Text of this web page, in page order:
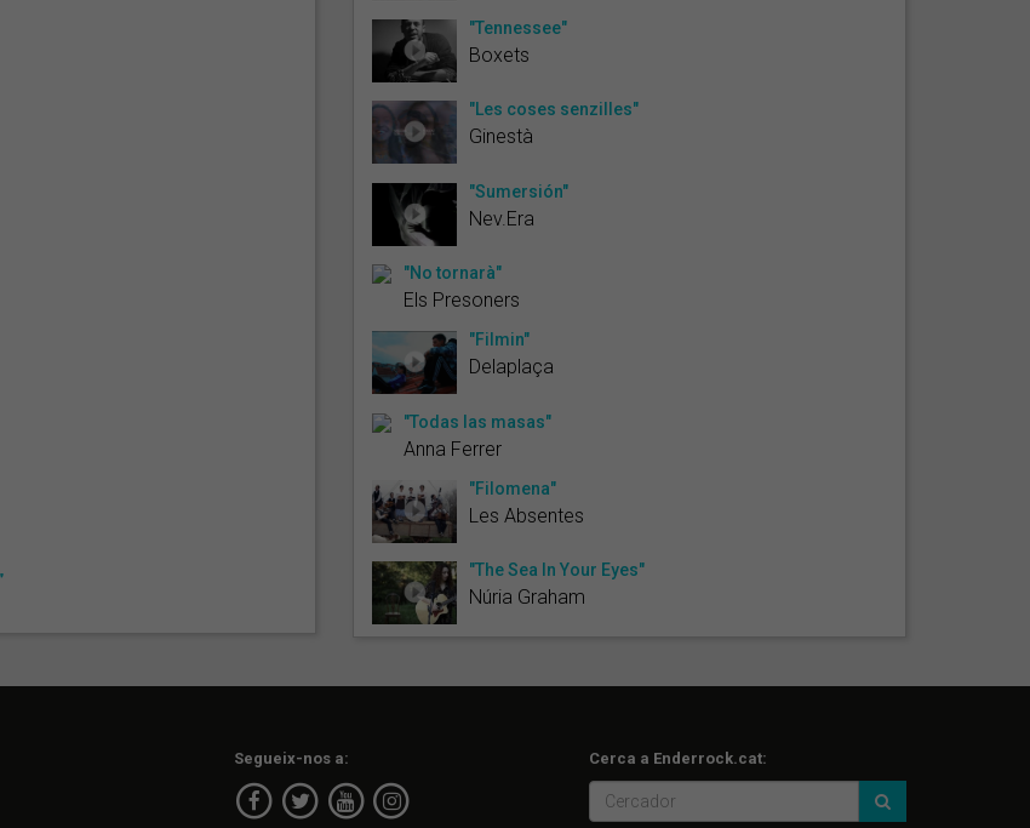
"Tennessee"
Boxets
"Les coses senzilles"
Ginestà
"Sumersión"
Nev.Era
"No tornarà"
Els Presoners
"Filmin"
Delaplaça
"Todas las masas"
Anna Ferrer
"Filomena"
Les Absentes
"The Sea In Your Eyes"
Núria Graham
Segueix-nos a: Cerca a Enderrock.cat: